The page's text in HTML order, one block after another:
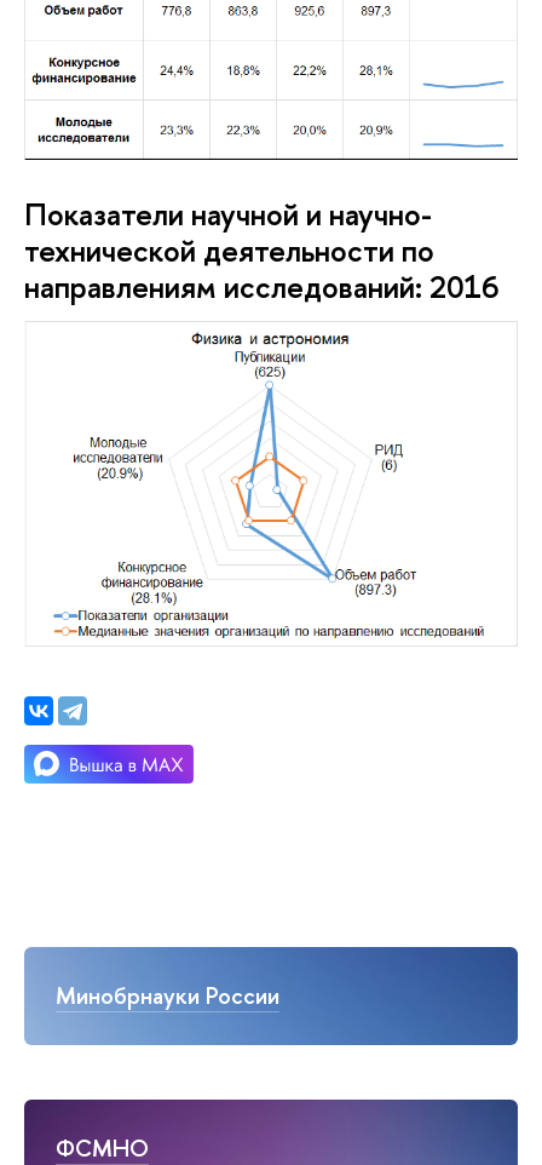
Минобрнауки России
ФСМНО
Показатели научной и научно-
технической деятельности по
направлениям исследований: 2016